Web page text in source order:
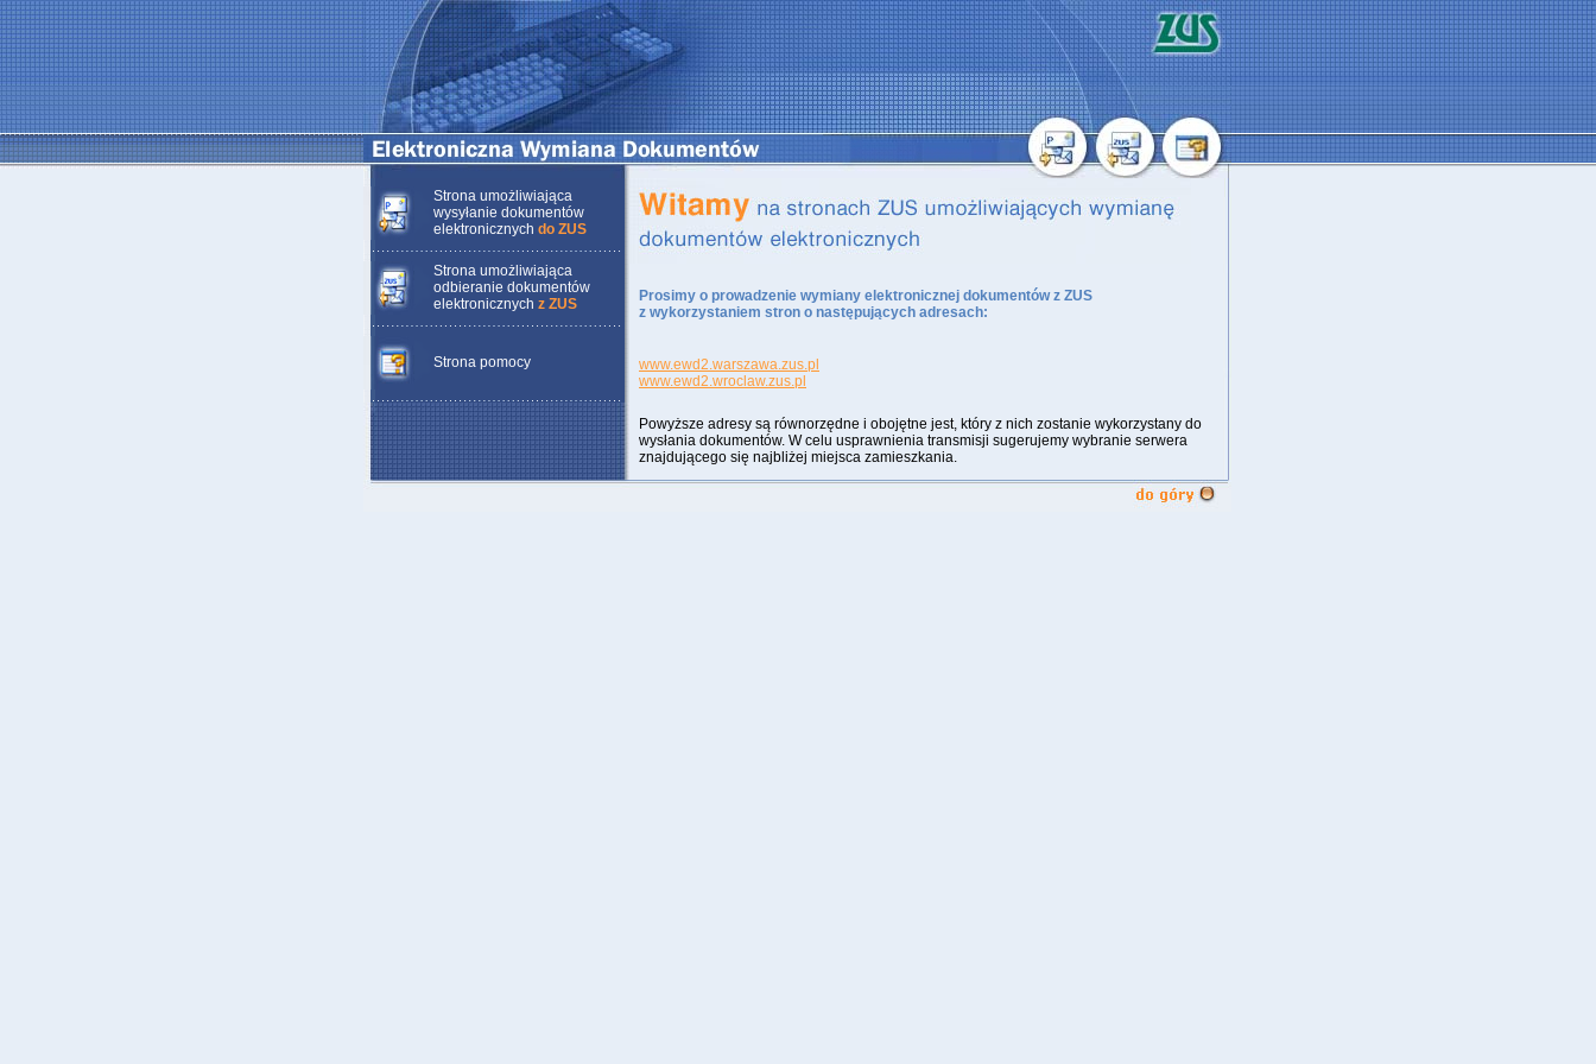
Strona umożliwiająca
wysyłanie dokumentów
elektronicznych do ZUS
Strona umożliwiająca
odbieranie dokumentów
elektronicznych z ZUS
Strona pomocy
Prosimy o prowadzenie wymiany elektronicznej dokumentów z ZUS
z wykorzystaniem stron o następujących adresach:
www.ewd2.warszawa.zus.pl
www.ewd2.wroclaw.zus.pl
Powyższe adresy są równorzędne i obojętne jest, który z nich zostanie wykorzystany do
wysłania dokumentów. W celu usprawnienia transmisji sugerujemy wybranie serwera
znajdującego się najbliżej miejsca zamieszkania.